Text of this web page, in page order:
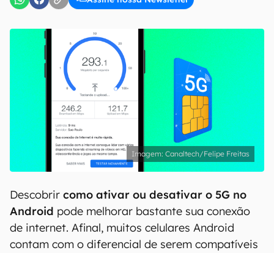
Canaltech/Felipe Freitas
Descobrir como ativar ou desativar o 5G no
Android pode melhorar bastante sua conexão
de internet. Afinal, muitos celulares Android
contam com o diferencial de serem compatíveis